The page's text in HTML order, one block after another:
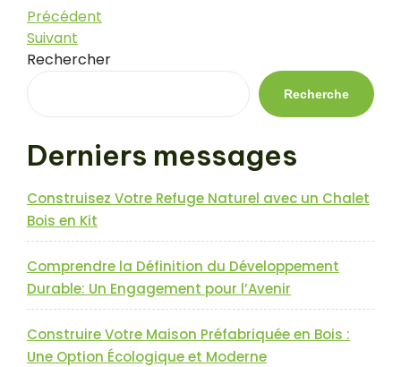
Navigation
de
l’article
Article
précédent
Précédent
Article
suivant
Suivant
Rechercher
Recherche
Derniers messages
Construisez Votre Refuge Naturel avec un Chalet
Bois en Kit
Comprendre la Définition du Développement
Durable: Un Engagement pour l’Avenir
Construire Votre Maison Préfabriquée en Bois :
Une Option Écologique et Moderne